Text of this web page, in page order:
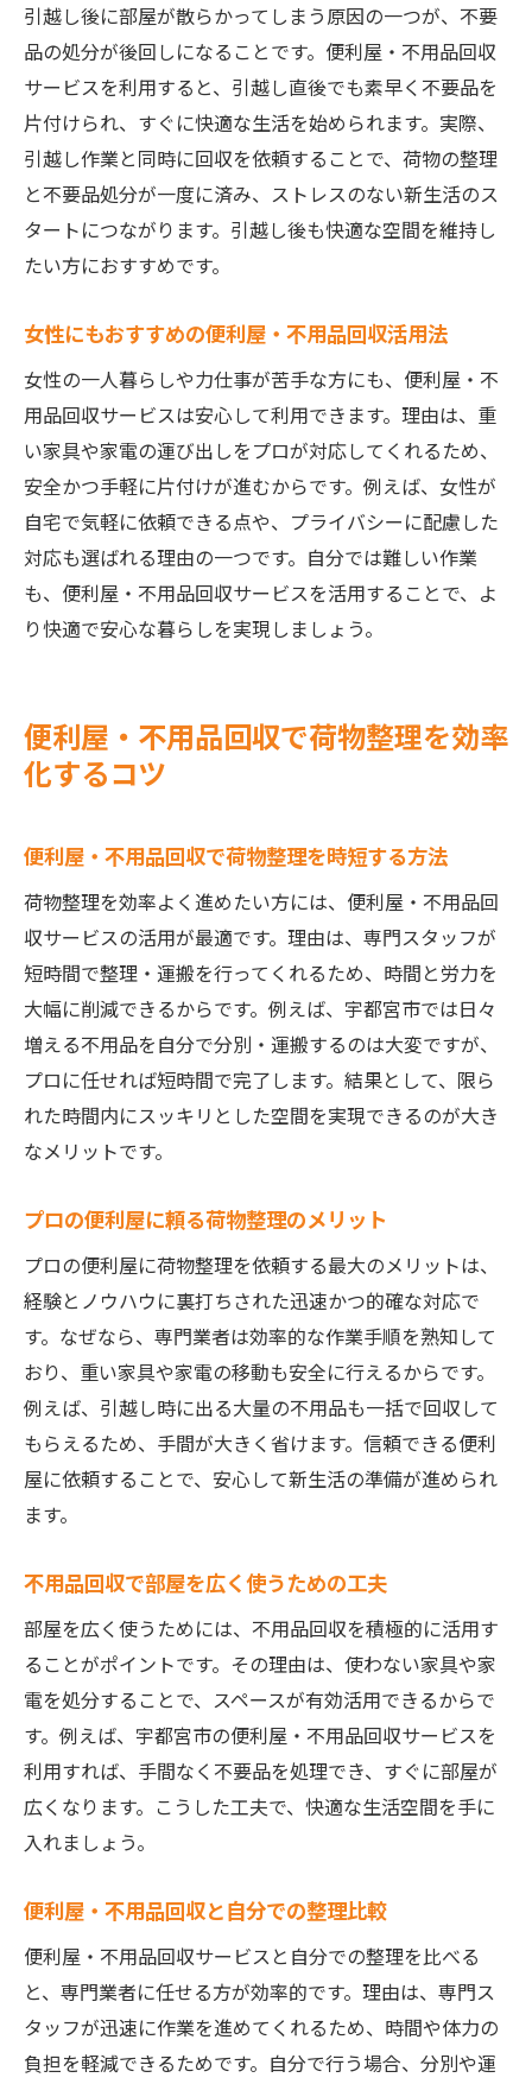
引越し後に部屋が散らかってしまう原因の一つが、不要
品の処分が後回しになることです。便利屋・不用品回収
サービスを利用すると、引越し直後でも素早く不要品を
片付けられ、すぐに快適な生活を始められます。実際、
引越し作業と同時に回収を依頼することで、荷物の整理
と不要品処分が一度に済み、ストレスのない新生活のス
タートにつながります。引越し後も快適な空間を維持し
たい方におすすめです。
女性にもおすすめの便利屋・不用品回収活用法
女性の一人暮らしや力仕事が苦手な方にも、便利屋・不
用品回収サービスは安心して利用できます。理由は、重
い家具や家電の運び出しをプロが対応してくれるため、
安全かつ手軽に片付けが進むからです。例えば、女性が
自宅で気軽に依頼できる点や、プライバシーに配慮した
対応も選ばれる理由の一つです。自分では難しい作業
も、便利屋・不用品回収サービスを活用することで、よ
り快適で安心な暮らしを実現しましょう。
便利屋・不用品回収で荷物整理を効率
化するコツ
便利屋・不用品回収で荷物整理を時短する方法
荷物整理を効率よく進めたい方には、便利屋・不用品回
収サービスの活用が最適です。理由は、専門スタッフが
短時間で整理・運搬を行ってくれるため、時間と労力を
大幅に削減できるからです。例えば、宇都宮市では日々
増える不用品を自分で分別・運搬するのは大変ですが、
プロに任せれば短時間で完了します。結果として、限ら
れた時間内にスッキリとした空間を実現できるのが大き
なメリットです。
プロの便利屋に頼る荷物整理のメリット
プロの便利屋に荷物整理を依頼する最大のメリットは、
経験とノウハウに裏打ちされた迅速かつ的確な対応で
す。なぜなら、専門業者は効率的な作業手順を熟知して
おり、重い家具や家電の移動も安全に行えるからです。
例えば、引越し時に出る大量の不用品も一括で回収して
もらえるため、手間が大きく省けます。信頼できる便利
屋に依頼することで、安心して新生活の準備が進められ
ます。
不用品回収で部屋を広く使うための工夫
部屋を広く使うためには、不用品回収を積極的に活用す
ることがポイントです。その理由は、使わない家具や家
電を処分することで、スペースが有効活用できるからで
す。例えば、宇都宮市の便利屋・不用品回収サービスを
利用すれば、手間なく不要品を処理でき、すぐに部屋が
広くなります。こうした工夫で、快適な生活空間を手に
入れましょう。
便利屋・不用品回収と自分での整理比較
便利屋・不用品回収サービスと自分での整理を比べる
と、専門業者に任せる方が効率的です。理由は、専門ス
タッフが迅速に作業を進めてくれるため、時間や体力の
負担を軽減できるためです。自分で行う場合、分別や運